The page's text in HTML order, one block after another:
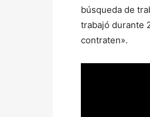
búsqueda de
trabajó durante
contraten».